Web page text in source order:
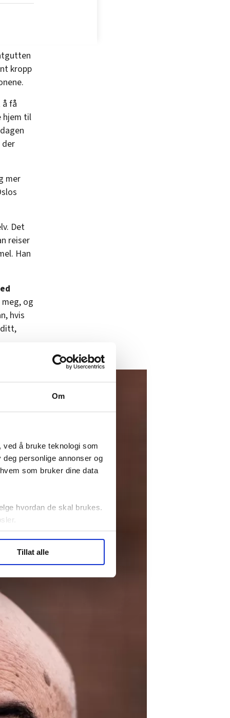
Om
å bruke teknologi som
personlige annonser og
som bruker dine data
hvordan de skal brukes.
statistikk.
Tillat alle
kropp
få
hjem til
der
mer
Det
reiser
Han
og
hvis
ditt,